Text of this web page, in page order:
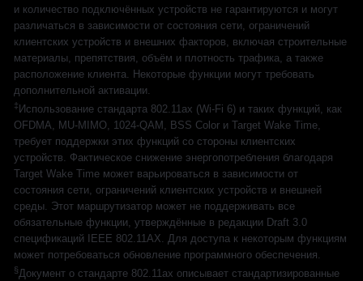
и количество подключённых устройств не гарантируются и могут
различаться в зависимости от состояния сети, ограничений
клиентских устройств и внешних факторов, включая строительные
материалы, препятствия, объём и плотность трафика, а также
расположение клиента. Некоторые функции могут требовать
дополнительной активации.
‡ Использование стандарта 802.11ax (Wi-Fi 6) и таких функций, как
OFDMA, MU-MIMO, 1024-QAM, BSS Color и Target Wake Time,
требует поддержки этих функций со стороны клиентских
устройств. Фактическое снижение энергопотребления благодаря
Target Wake Time может варьироваться в зависимости от
состояния сети, ограничений клиентских устройств и внешней
среды. Этот маршрутизатор может не поддерживать все
обязательные функции, утверждённые в редакции Draft 3.0
спецификаций IEEE 802.11AX. Для доступа к некоторым функциям
может потребоваться обновление программного обеспечения.
§Документ о стандарте 802.11ax описывает стандартизированные